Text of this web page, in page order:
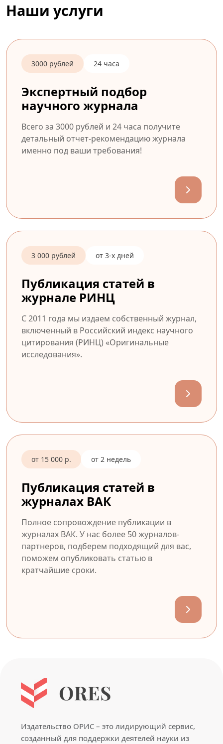
Наши услуги
3000 рублей 24 часа
Экспертный подбор
научного журнала
Всего за 3000 рублей и 24 часа получите
детальный отчет-рекомендацию журнала
именно под ваши требования!
3 000 рублей от 3-х дней
Публикация статей в
журнале РИНЦ
С 2011 года мы издаем собственный журнал,
включенный в Российский индекс научного
цитирования (РИНЦ) «Оригинальные
исследования».
от 15 000 р. от 2 недель
Публикация статей в
журналах ВАК
Полное сопровождение публикации в
журналах ВАК. У нас более 50 журналов-
партнеров, подберем подходящий для вас,
поможем опубликовать статью в
кратчайшие сроки.
Издательство ОРИС – это лидирующий сервис,
созданный для поддержки деятелей науки из